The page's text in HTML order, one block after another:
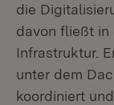
die
davon fließt in
Infrastruktur.
unter dem
koordiniert